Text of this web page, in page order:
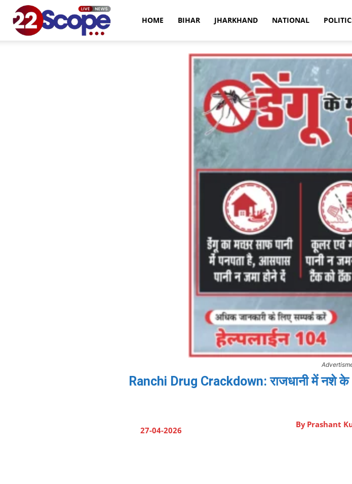
HOME BIHAR JHARKHAND NATIONAL
Ranchi Drug Crackdown: राजधानी में नशे के
27-04-2026
By Prashant